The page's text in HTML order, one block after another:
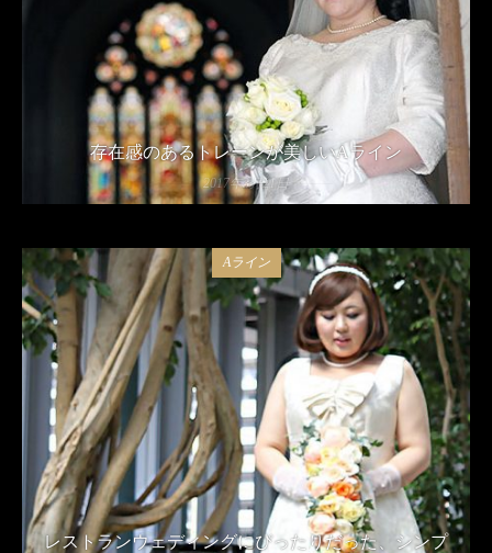
存在感のあるトレーンが美しいAライン
2017年3月21日
Aライン
レストランウェディングにぴったりだった、シンプ